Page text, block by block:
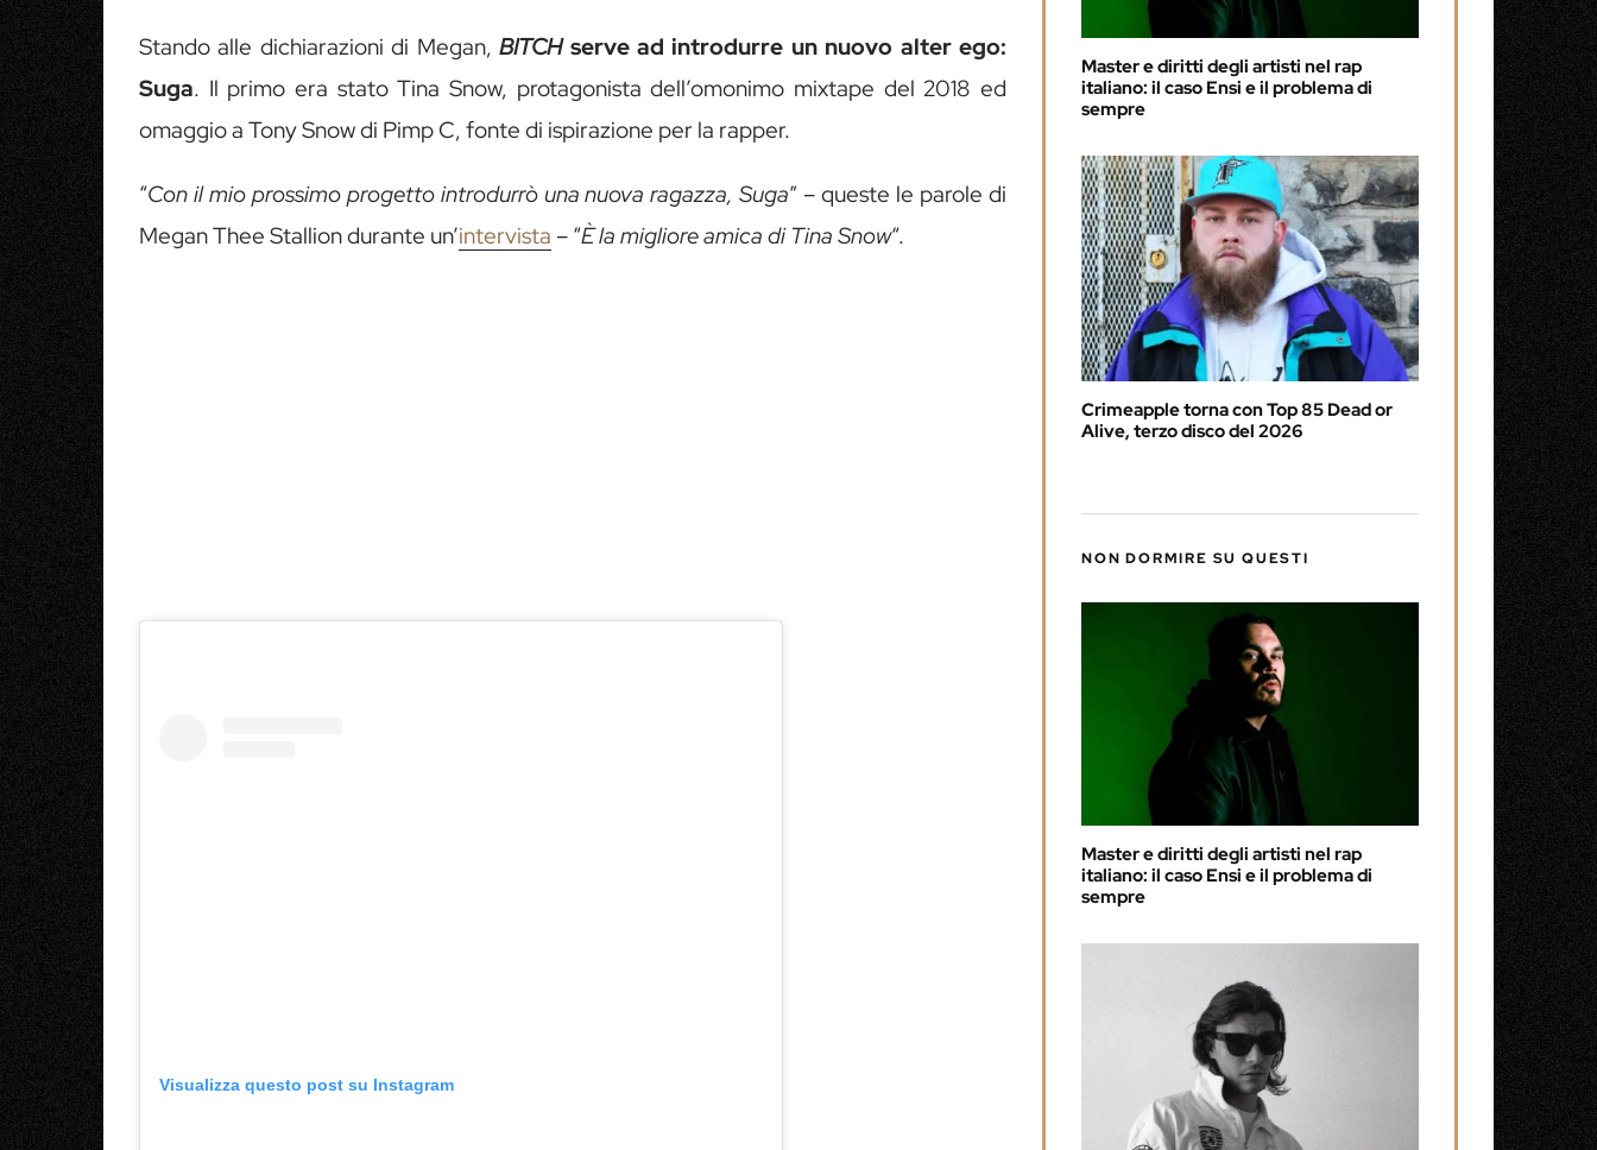
Stando alle dichiarazioni di Megan,BITCHserve ad introdurre un nuovo alter ego:
Suga. Il primo era stato Tina Snow, protagonista dell’omonimo mixtape del 2018 ed
omaggio a Tony Snow di Pimp C, fonte di ispirazione per la rapper.
“Con il mio prossimo progetto introdurrò una nuova ragazza, Suga” – queste le parole di
Megan Thee Stallion durante un’intervista – “È la migliore amica di Tina Snow“.
Visualizza questo post su Instagram
Master e diritti degli artisti nel rap
italiano: il caso Ensi e il problema di
sempre
Crimeapple torna con Top 85 Dead or
Alive, terzo disco del 2026
NON DORMIRE SU QUESTI
Master e diritti degli artisti nel rap
italiano: il caso Ensi e il problema di
sempre